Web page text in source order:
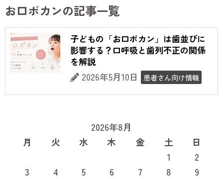
お口ポカンの記事一覧
子どもの「お口ポカン」は歯並びに
影響する？口呼吸と歯列不正の関係
を解説
2026年5月10日 患者さん向け情報
2026年8月
月
火 水 木 金 土
日
1
2
3
4 5 6 7 8
9